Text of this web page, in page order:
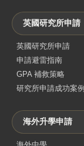
英國研究所申請
英國研究所申請
申請避雷指南
GPA 補救策略
研究所申請成功案例
海外升學申請